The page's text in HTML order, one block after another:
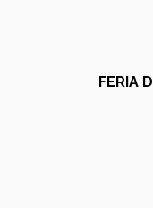
FERIA